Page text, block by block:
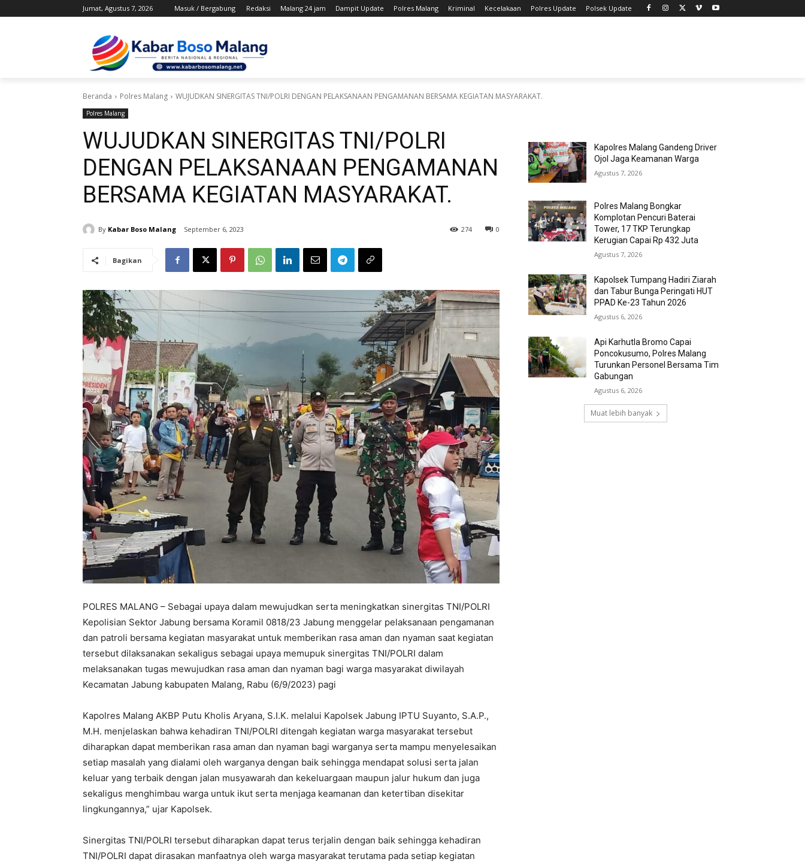
Jumat, Agustus 7, 2026 Masuk / Bergabung Redaksi Malang 24 jam Dampit Update Polres Malang Kriminal Kecelakaan Polres Update Polsek Update
Beranda Polres Malang WUJUDKAN SINERGITAS TNI/POLRI DENGAN PELAKSANAAN PENGAMANAN BERSAMA KEGIATAN MASYARAKAT.
Polres Malang
WUJUDKAN SINERGITAS TNI/POLRI
DENGAN PELAKSANAAN PENGAMANAN
BERSAMA KEGIATAN MASYARAKAT.
By Kabar Boso Malang September 6, 2023 0
274
Bagikan
POLRES MALANG – Sebagai upaya dalam mewujudkan serta meningkatkan sinergitas TNI/POLRI
Kepolisian Sektor Jabung bersama Koramil 0818/23 Jabung menggelar pelaksanaan pengamanan
dan patroli bersama kegiatan masyarakat untuk memberikan rasa aman dan nyaman saat kegiatan
tersebut dilaksanakan sekaligus sebagai upaya memupuk sinergitas TNI/POLRI dalam
melaksanakan tugas mewujudkan rasa aman dan nyaman bagi warga masyarakat diwilayah
Kecamatan Jabung kabupaten Malang, Rabu (6/9/2023) pagi
Kapolres Malang AKBP Putu Kholis Aryana, S.I.K. melalui Kapolsek Jabung IPTU Suyanto, S.A.P.,
M.H. menjelaskan bahwa kehadiran TNI/POLRI ditengah kegiatan warga masyarakat tersebut
diharapkan dapat memberikan rasa aman dan nyaman bagi warganya serta mampu menyelesaikan
setiap masalah yang dialami oleh warganya dengan baik sehingga mendapat solusi serta jalan
keluar yang terbaik dengan jalan musyawarah dan kekeluargaan maupun jalur hukum dan juga
sekaligus menghimbau warga untuk ikut serta menjaga keamanan dan ketertiban disekitar
lingkungannya,” ujar Kapolsek.
Sinergitas TNI/POLRI tersebut diharapkan dapat terus terjalin dengan baik sehingga kehadiran
TNI/POLRI dapat dirasakan manfaatnya oleh warga masyarakat terutama pada setiap kegiatan
Kapolres Malang Gandeng Driver
Ojol Jaga Keamanan Warga
Agustus 7, 2026
Polres Malang Bongkar
Komplotan Pencuri Baterai
Tower, 17 TKP Terungkap
Kerugian Capai Rp 432 Juta
Agustus 7, 2026
Kapolsek Tumpang Hadiri Ziarah
dan Tabur Bunga Peringati HUT
PPAD Ke-23 Tahun 2026
Agustus 6, 2026
Api Karhutla Bromo Capai
Poncokusumo, Polres Malang
Turunkan Personel Bersama Tim
Gabungan
Agustus 6, 2026
Muat lebih banyak